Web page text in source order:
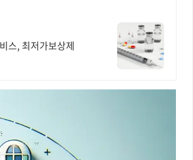
스, 최저가보상제